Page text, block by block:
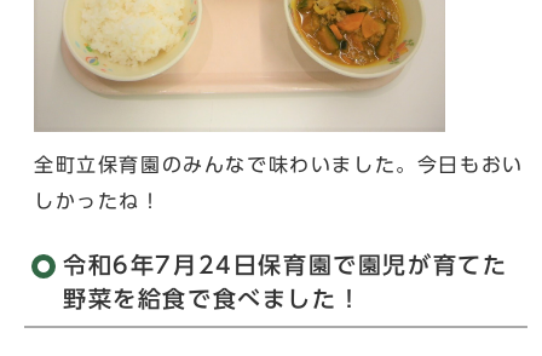
全町立保育園のみんなで味わいました。今日もおい
しかったね！
令和6年7月24日保育園で園児が育てた
野菜を給食で食べました！